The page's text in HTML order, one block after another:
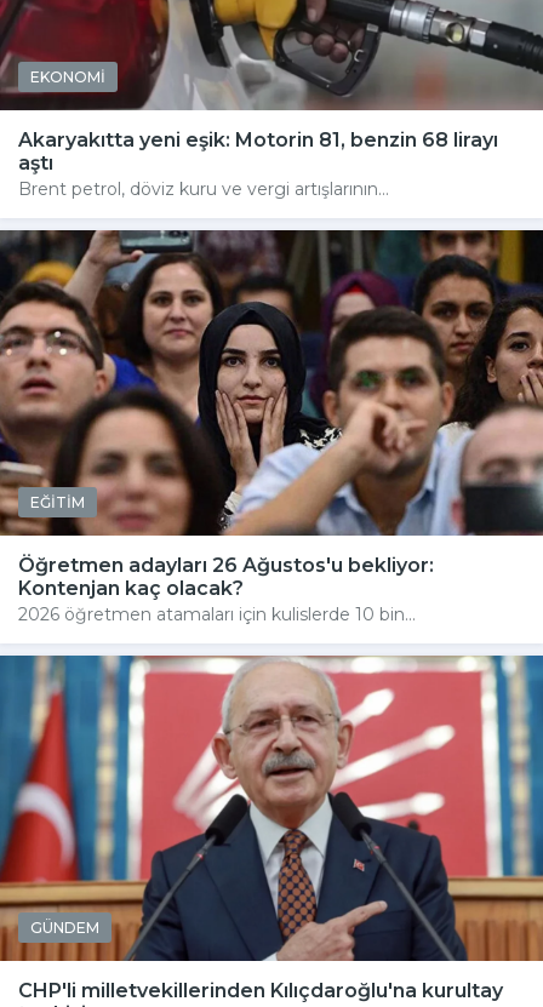
EKONOMİ
Akaryakıtta yeni eşik: Motorin 81, benzin 68 lirayı
aştı
Brent petrol, döviz kuru ve vergi artışlarının...
EĞİTİM
Öğretmen adayları 26 Ağustos'u bekliyor:
Kontenjan kaç olacak?
2026 öğretmen atamaları için kulislerde 10 bin...
GÜNDEM
CHP'li milletvekillerinden Kılıçdaroğlu'na kurultay